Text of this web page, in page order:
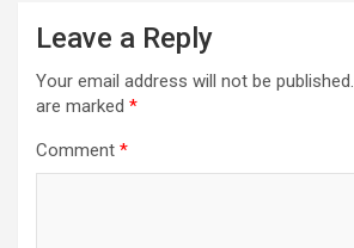
Leave a Reply
Your email address will not be published.
are marked *
Comment *